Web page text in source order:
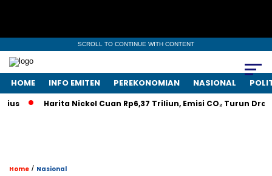
SCROLL TO CONTINUE WITH CONTENT
HOME INFO EMITEN PEREKONOMIAN NASIONAL
Harita Nickel Cuan Rp6,37 Triliun, Emisi CO₂ Turun Drastis
Home / Nasional